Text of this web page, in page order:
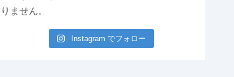
りません。
Instagram でフォロー